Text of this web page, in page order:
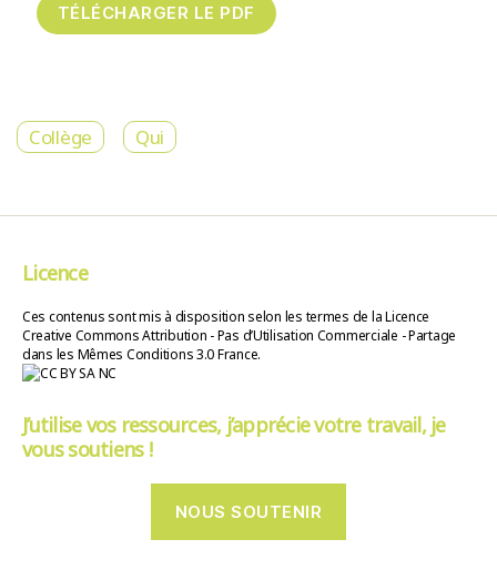
Collège Qui
Licence
Ces contenus sont mis à disposition selon les termes de la Licence
Creative Commons Attribution - Pas d’Utilisation Commerciale - Partage
dans les Mêmes Conditions 3.0 France.
J’utilise vos ressources, j’apprécie votre travail, je
vous soutiens !
NOUS SOUTENIR